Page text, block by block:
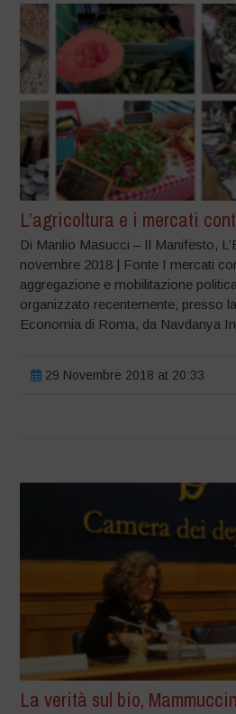
L’agricoltura e i mercati
Di Manlio Masucci – Il Manifesto,
novembre 2018 | Fonte I mercati
aggregazione e mobilitazione
organizzato recentemente, presso la
Economia di Roma, da Navdanya
29 Novembre 2018 at 20:33
La verità sul bio,